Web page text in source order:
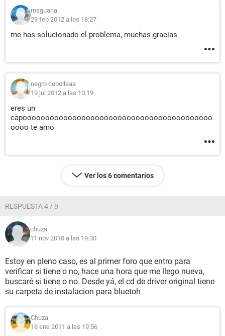
maguana
29 feb 2012 a las 18:27
me has solucionado el problema, muchas gracias
negro cebollaaa
19 jul 2012 a las 10:19
eres un
capoooooooooooooooooooooooooooooooooooooooooo
oooo te amo
Ver los 6 comentarios
RESPUESTA 4 / 9
chuza
11 nov 2010 a las 19:30
Estoy en pleno caso, es al primer foro que entro para
verificar si tiene o no, hace una hora que me llego nueva,
buscaré si tiene o no. Desde yá, el cd de driver original tiene
su carpeta de instalacion para bluetoh
Chuza
18 ene 2011 a las 19:56